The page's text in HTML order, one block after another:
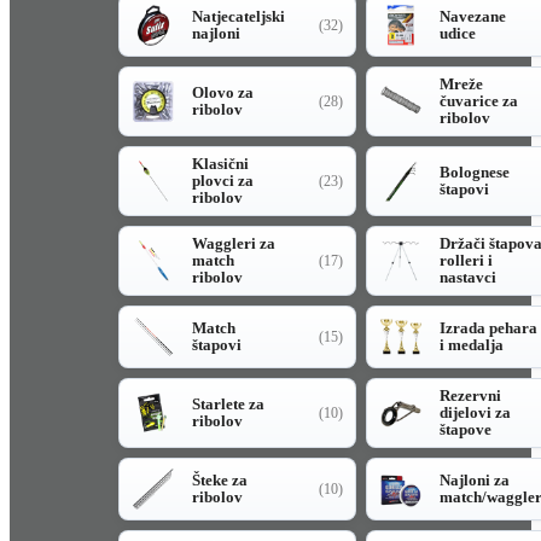
Natjecateljski
najloni
(32)
Navezane
udice
Olovo za
ribolov
(28)
Mreže
čuvarice za
ribolov
Klasični
plovci za
ribolov
(23)
Bolognese
štapovi
Waggleri za
match
ribolov
(17)
Držači štapova
rolleri i
nastavci
Match
štapovi
(15)
Izrada pehara
i medalja
Starlete za
ribolov
(10)
Rezervni
dijelovi za
štapove
Šteke za
ribolov
(10)
Najloni za
match/waggler